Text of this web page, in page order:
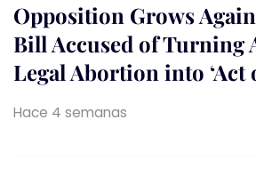
Opposition Grows
Bill Accused of Turning
Legal Abortion into ‘Act
Hace 4 semanas